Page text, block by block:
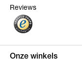
Reviews
Onze winkels